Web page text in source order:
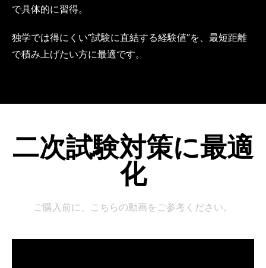
で具体的に習得。
独学では得にくい“試験に直結する経験値”を、最短距離
で積み上げたい方に最適です。
二次試験対策に最適
化
ご購入前に、こちらの動画をご参考ください。